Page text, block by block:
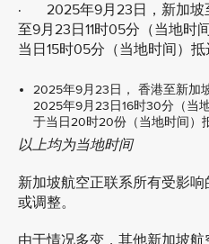
· 2025年9月23日，新加坡
至9月23日11时05分（当地时
当日15时05分（当地时间）抵
2025年9月23日， 香港至新加
2025年9月23日16时30分（当
于当日20时20份（当地时间）
以上均为当地时间
新加坡航空正联系所有受影
或调整。
由于情况多变，其他新加坡